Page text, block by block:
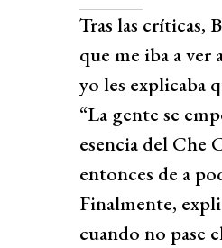
Tras las críticas,
que me iba a ver
yo les explicaba
“La gente se
esencia del Che
entonces de a
Finalmente,
cuando no pase